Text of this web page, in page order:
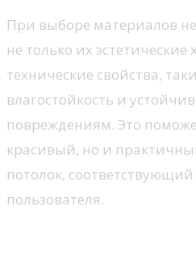
При выборе материалов
не только их
технические свойства,
влагостойкость и
повреждениям. Это
красивый, но и
потолок,
пользователя.